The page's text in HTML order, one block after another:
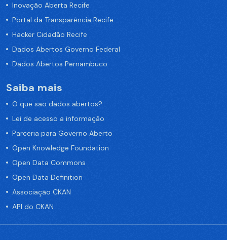
Inovação Aberta Recife
Portal da Transparência Recife
Hacker Cidadão Recife
Dados Abertos Governo Federal
Dados Abertos Pernambuco
Saiba mais
O que são dados abertos?
Lei de acesso a informação
Parceria para Governo Aberto
Open Knowledge Foundation
Open Data Commons
Open Data Definition
Associação CKAN
API do CKAN